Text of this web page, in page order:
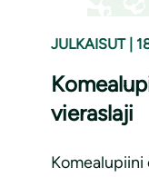
JULKAISUT
vieraslaji
Komealupiini